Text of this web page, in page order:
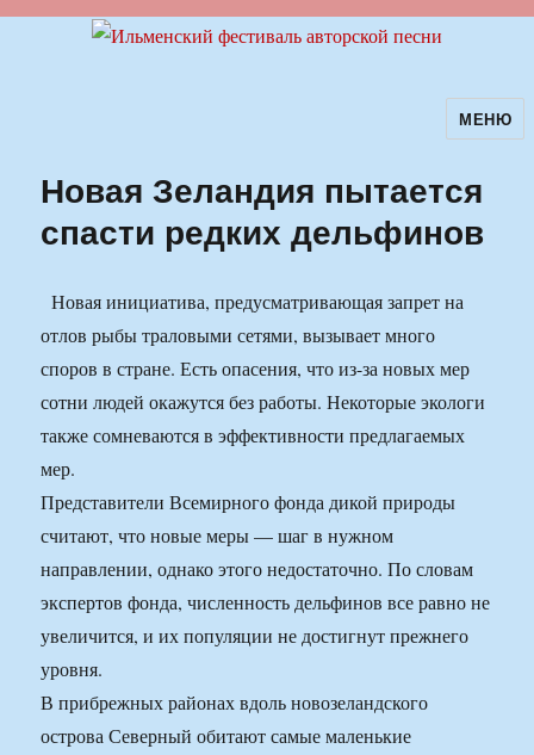
Ильменский фестиваль авторскойМЕНЮ
Новая Зеландия пытается
спасти редких дельфинов
Новая инициатива, предусматривающая запрет на
отлов рыбы траловыми сетями, вызывает много
споров в стране. Есть опасения, что из-за новых мер
сотни людей окажутся без работы. Некоторые экологи
также сомневаются в эффективности предлагаемых
мер.
Представители Всемирного фонда дикой природы
считают, что новые меры — шаг в нужном
направлении, однако этого недостаточно. По словам
экспертов фонда, численность дельфинов все равно не
увеличится, и их популяции не достигнут прежнего
уровня.
В прибрежных районах вдоль новозеландского
острова Северный обитают самые маленькие